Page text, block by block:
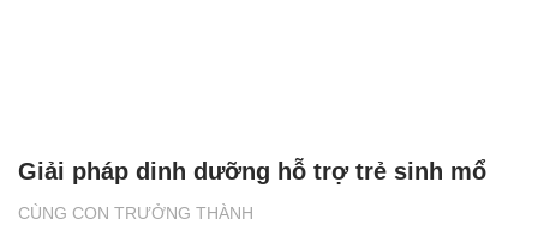
CÙNG CON TRƯỞNG THÀNH
Giải pháp dinh dưỡng hỗ trợ trẻ sinh mổ